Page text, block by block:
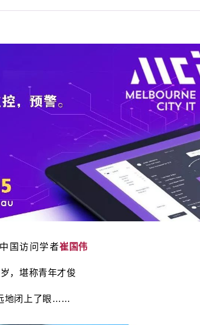
国访问学者崔国伟
，堪称青年才俊
地闭上了眼……